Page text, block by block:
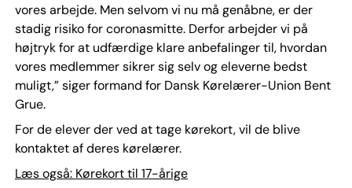
vores arbejde. Men selvom vi nu må genåbne, er der
stadig risiko for coronasmitte. Derfor arbejder vi på
højtryk for at udfærdige klare anbefalinger til, hvordan
vores medlemmer sikrer sig selv og eleverne bedst
muligt,” siger formand for Dansk Kørelærer-Union Bent
Grue.
For de elever der ved at tage kørekort, vil de blive
kontaktet af deres kørelærer.
Læs også: Kørekort til 17-årige